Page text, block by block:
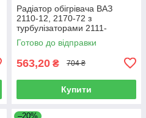
Радіатор обігрівача ВАЗ
2110-12, 2170-72 з
турбулізаторами 2111-
8101060t
Готово до відправки
563,20 ₴ 704 ₴
Купити
–20%